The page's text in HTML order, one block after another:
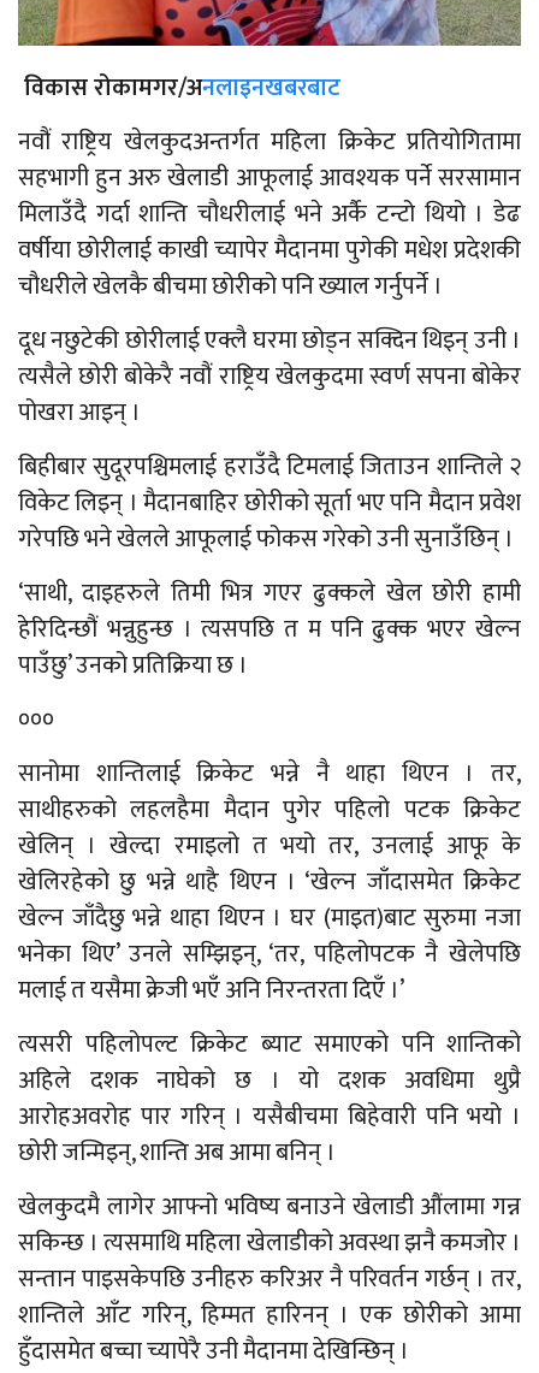
विकास रोकामगर/अनलाइनखबरबाट
नवौं राष्ट्रिय खेलकुदअन्तर्गत महिला क्रिकेट प्रतियोगितामा
सहभागी हुन अरु खेलाडी आफूलाई आवश्यक पर्ने सरसामान
मिलाउँदै गर्दा शान्ति चौधरीलाई भने अर्कै टन्टो थियो । डेढ
वर्षीया छोरीलाई काखी च्यापेर मैदानमा पुगेकी मधेश प्रदेशकी
चौधरीले खेलकै बीचमा छोरीको पनि ख्याल गर्नुपर्ने ।
दूध नछुटेकी छोरीलाई एक्लै घरमा छोड्न सक्दिन थिइन् उनी ।
त्यसैले छोरी बोकेरै नवौं राष्ट्रिय खेलकुदमा स्वर्ण सपना बोकेर
पोखरा आइन् ।
बिहीबार सुदूरपश्चिमलाई हराउँदै टिमलाई जिताउन शान्तिले २
विकेट लिइन् । मैदानबाहिर छोरीको सूर्ता भए पनि मैदान प्रवेश
गरेपछि भने खेलले आफूलाई फोकस गरेको उनी सुनाउँछिन् ।
‘साथी, दाइहरुले तिमी भित्र गएर ढुक्कले खेल छोरी हामी
हेरिदिन्छौं भन्नुहुन्छ । त्यसपछि त म पनि ढुक्क भएर खेल्न
पाउँछु’ उनको प्रतिक्रिया छ ।
०००
सानोमा शान्तिलाई क्रिकेट भन्ने नै थाहा थिएन । तर,
साथीहरुको लहलहैमा मैदान पुगेर पहिलो पटक क्रिकेट
खेलिन् । खेल्दा रमाइलो त भयो तर, उनलाई आफू के
खेलिरहेको छु भन्ने थाहै थिएन । ‘खेल्न जाँदासमेत क्रिकेट
खेल्न जाँदैछु भन्ने थाहा थिएन । घर (माइत)बाट सुरुमा नजा
भनेका थिए’ उनले सम्झिइन्, ‘तर, पहिलोपटक नै खेलेपछि
मलाई त यसैमा क्रेजी भएँ अनि निरन्तरता दिएँ ।’
त्यसरी पहिलोपल्ट क्रिकेट ब्याट समाएको पनि शान्तिको
अहिले दशक नाघेको छ । यो दशक अवधिमा थुप्रै
आरोहअवरोह पार गरिन् । यसैबीचमा बिहेवारी पनि भयो ।
छोरी जन्मिइन्, शान्ति अब आमा बनिन् ।
खेलकुदमै लागेर आफ्नो भविष्य बनाउने खेलाडी औंलामा गन्न
सकिन्छ । त्यसमाथि महिला खेलाडीको अवस्था झनै कमजोर ।
सन्तान पाइसकेपछि उनीहरु करिअर नै परिवर्तन गर्छन् । तर,
शान्तिले आँट गरिन्, हिम्मत हारिनन् । एक छोरीको आमा
हुँदासमेत बच्चा च्यापेरै उनी मैदानमा देखिन्छिन् ।